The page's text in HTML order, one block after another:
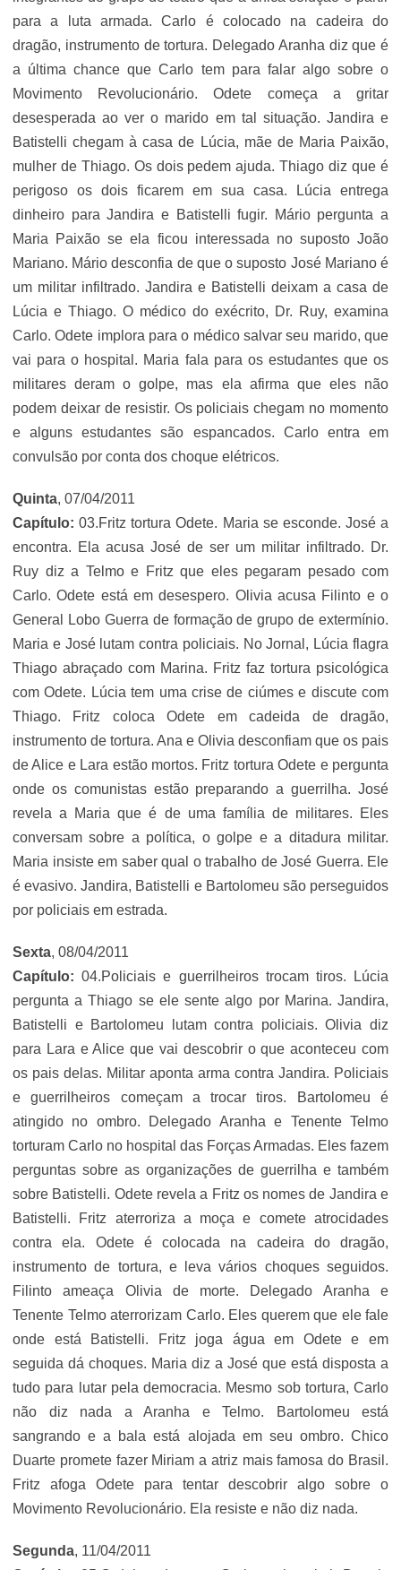
para a luta armada. Carlo é colocado na cadeira do
dragão, instrumento de tortura. Delegado Aranha diz que é
a última chance que Carlo tem para falar algo sobre o
Movimento Revolucionário. Odete começa a gritar
desesperada ao ver o marido em tal situação. Jandira e
Batistelli chegam à casa de Lúcia, mãe de Maria Paixão,
mulher de Thiago. Os dois pedem ajuda. Thiago diz que é
perigoso os dois ficarem em sua casa. Lúcia entrega
dinheiro para Jandira e Batistelli fugir. Mário pergunta a
Maria Paixão se ela ficou interessada no suposto João
Mariano. Mário desconfia de que o suposto José Mariano é
um militar infiltrado. Jandira e Batistelli deixam a casa de
Lúcia e Thiago. O médico do exécrito, Dr. Ruy, examina
Carlo. Odete implora para o médico salvar seu marido, que
vai para o hospital. Maria fala para os estudantes que os
militares deram o golpe, mas ela afirma que eles não
podem deixar de resistir. Os policiais chegam no momento
e alguns estudantes são espancados. Carlo entra em
convulsão por conta dos choque elétricos.
Quinta, 07/04/2011
Capítulo: 03.Fritz tortura Odete. Maria se esconde. José a
encontra. Ela acusa José de ser um militar infiltrado. Dr.
Ruy diz a Telmo e Fritz que eles pegaram pesado com
Carlo. Odete está em desespero. Olivia acusa Filinto e o
General Lobo Guerra de formação de grupo de extermínio.
Maria e José lutam contra policiais. No Jornal, Lúcia flagra
Thiago abraçado com Marina. Fritz faz tortura psicológica
com Odete. Lúcia tem uma crise de ciúmes e discute com
Thiago. Fritz coloca Odete em cadeida de dragão,
instrumento de tortura. Ana e Olivia desconfiam que os pais
de Alice e Lara estão mortos. Fritz tortura Odete e pergunta
onde os comunistas estão preparando a guerrilha. José
revela a Maria que é de uma família de militares. Eles
conversam sobre a política, o golpe e a ditadura militar.
Maria insiste em saber qual o trabalho de José Guerra. Ele
é evasivo. Jandira, Batistelli e Bartolomeu são perseguidos
por policiais em estrada.
Sexta, 08/04/2011
Capítulo: 04.Policiais e guerrilheiros trocam tiros. Lúcia
pergunta a Thiago se ele sente algo por Marina. Jandira,
Batistelli e Bartolomeu lutam contra policiais. Olivia diz
para Lara e Alice que vai descobrir o que aconteceu com
os pais delas. Militar aponta arma contra Jandira. Policiais
e guerrilheiros começam a trocar tiros. Bartolomeu é
atingido no ombro. Delegado Aranha e Tenente Telmo
torturam Carlo no hospital das Forças Armadas. Eles fazem
perguntas sobre as organizações de guerrilha e também
sobre Batistelli. Odete revela a Fritz os nomes de Jandira e
Batistelli. Fritz aterroriza a moça e comete atrocidades
contra ela. Odete é colocada na cadeira do dragão,
instrumento de tortura, e leva vários choques seguidos.
Filinto ameaça Olivia de morte. Delegado Aranha e
Tenente Telmo aterrorizam Carlo. Eles querem que ele fale
onde está Batistelli. Fritz joga água em Odete e em
seguida dá choques. Maria diz a José que está disposta a
tudo para lutar pela democracia. Mesmo sob tortura, Carlo
não diz nada a Aranha e Telmo. Bartolomeu está
sangrando e a bala está alojada em seu ombro. Chico
Duarte promete fazer Miriam a atriz mais famosa do Brasil.
Fritz afoga Odete para tentar descobrir algo sobre o
Movimento Revolucionário. Ela resiste e não diz nada.
Segunda, 11/04/2011